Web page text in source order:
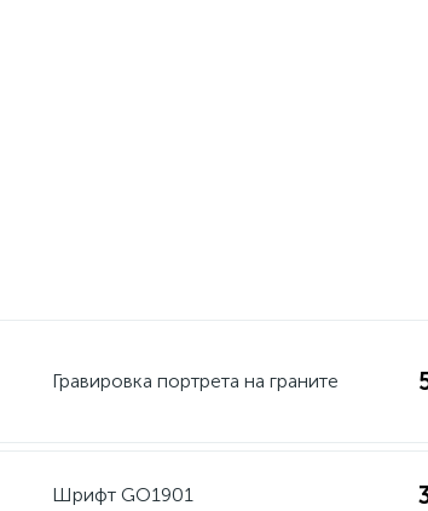
Гравировка портрета на граните
Шрифт GO1901